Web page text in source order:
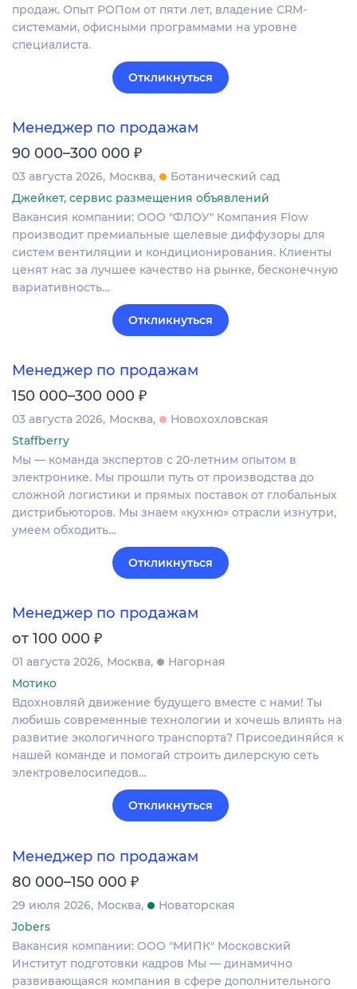
продаж. Опыт РОПом от пяти лет, владение CRM-
системами, офисными программами на уровне
специалиста.
Откликнуться
Менеджер по продажам
90 000–300 000 ₽
03 августа 2026 Москва
Ботанический сад
Джейкет, сервис размещения объявлений
Вакансия компании: ООО "ФЛОУ" Компания Flow
производит премиальные щелевые диффузоры для
систем вентиляции и кондиционирования. Клиенты
ценят нас за лучшее качество на рынке, бесконечную
вариативность…
Откликнуться
Менеджер по продажам
150 000–300 000 ₽
03 августа 2026 Москва
Новохохловская
Staffberry
Мы — команда экспертов с 20-летним опытом в
электронике. Мы прошли путь от производства до
сложной логистики и прямых поставок от глобальных
дистрибьюторов. Мы знаем «кухню» отрасли изнутри,
умеем обходить…
Откликнуться
Менеджер по продажам
от 100 000 ₽
01 августа 2026 Москва
Нагорная
Мотико
Вдохновляй движение будущего вместе с нами! Ты
любишь современные технологии и хочешь влиять на
развитие экологичного транспорта? Присоединяйся к
нашей команде и помогай строить дилерскую сеть
электровелосипедов…
Откликнуться
Менеджер по продажам
80 000–150 000 ₽
29 июля 2026 Москва
Новаторская
Jobers
Вакансия компании: ООО "МИПК" Московский
Институт подготовки кадров Мы — динамично
развивающаяся компания в сфере дополнительного